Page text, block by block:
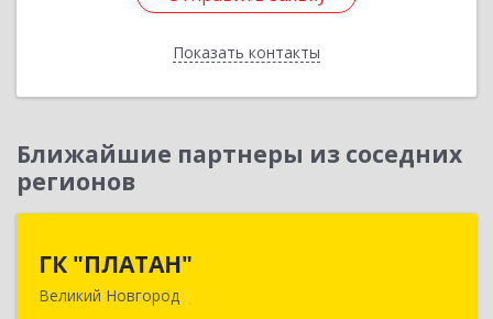
Показать контакты
Назад
Ближайшие партнеры из соседних
регионов
ГК "ПЛАТАН"
Великий Новгород
173003, Новгородская обл, Великий Новгород